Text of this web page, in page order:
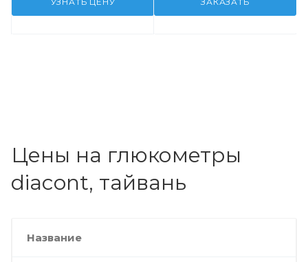
Цены на глюкометры
diacont, тайвань
Название